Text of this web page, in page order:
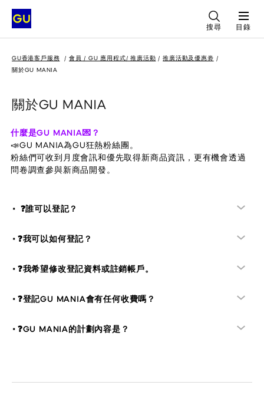
搜尋 目錄
GU香港客戶服務 會員 / GU 應用程式/ 推廣活動
推廣活動及優惠劵
關於GU MANIA
關於GU MANIA
什麼是GU MANIA💌？
📣GU MANIA為GU狂熱粉絲團。
粉絲們可收到月度會訊和優先取得新商品資訊，更有機會透過
問卷調查參與新商品開發。
• ❓誰可以登記？
•❓我可以如何登記？
•❓我希望修改登記資料或註銷帳戶。
•❓登記GU MANIA會有任何收費嗎？
•❓GU MANIA的計劃內容是？